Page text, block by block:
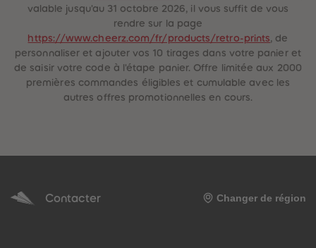
valable jusqu'au 31 octobre 2026, il vous suffit de vous
rendre sur la page
https://www.cheerz.com/fr/products/retro-prints, de
personnaliser et ajouter vos 10 tirages dans votre panier et
de saisir votre code à l'étape panier. Offre limitée aux 2000
premières commandes éligibles et cumulable avec les
autres offres promotionnelles en cours.
Contacter Changer de région